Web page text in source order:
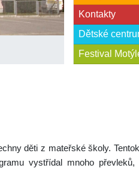
Kontakty
Dětské
Festival
děti z mateřské školy.
vystřídal mnoho